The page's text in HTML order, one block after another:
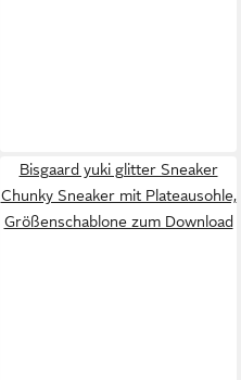
Bisgaard yuki glitter Sneaker
Chunky Sneaker mit Plateausohle,
Größenschablone zum Download